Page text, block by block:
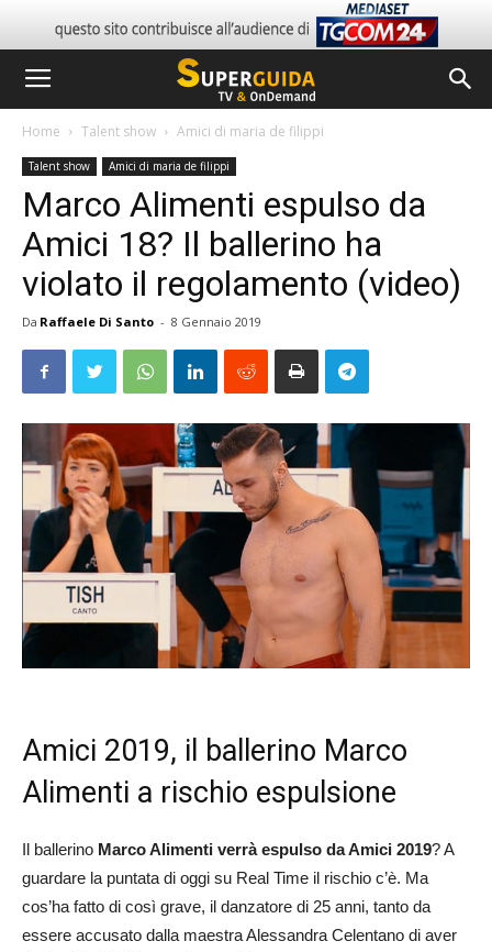
Home Talent show Amici di maria de filippi
Talent show Amici di maria de filippi
Marco Alimenti espulso da
Amici 18? Il ballerino ha
violato il regolamento (video)
Da Raffaele Di Santo - 8 Gennaio 2019
Amici 2019, il ballerino Marco
Alimenti a rischio espulsione
Il ballerino Marco Alimenti verrà espulso da Amici 2019? A
guardare la puntata di oggi su Real Time il rischio c’è. Ma
cos’ha fatto di così grave, il danzatore di 25 anni, tanto da
essere accusato dalla maestra Alessandra Celentano di aver